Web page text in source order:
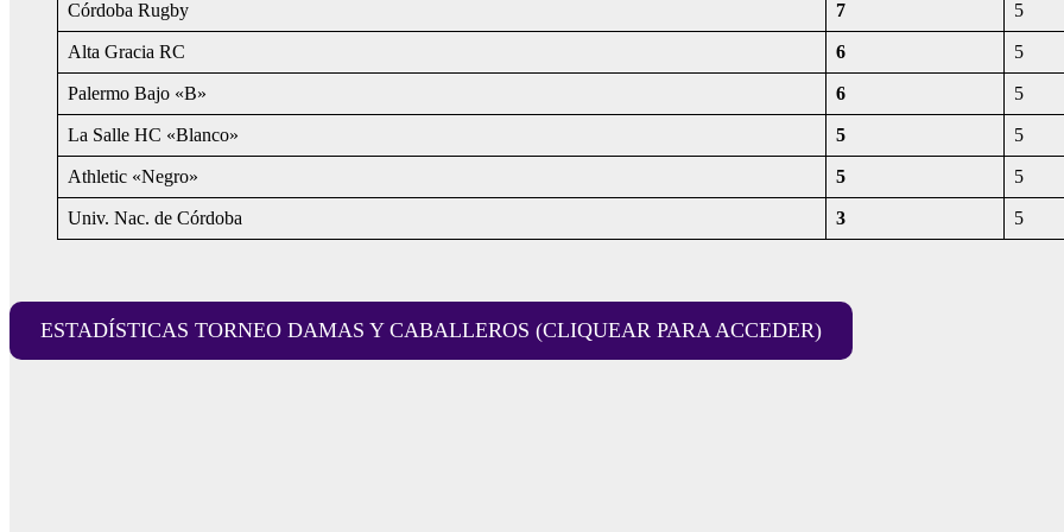
Córdoba Rugby 7 5
Alta Gracia RC 6 5
Palermo Bajo «B» 6 5
La Salle HC «Blanco» 5 5
Athletic «Negro» 5 5
Univ. Nac. de Córdoba 3 5
ESTADÍSTICAS TORNEO DAMAS Y CABALLEROS (CLIQUEAR PARA ACCEDER)